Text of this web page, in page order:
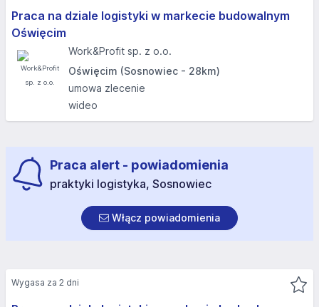
Praca na dziale logistyki w markecie budowalnym
Oświęcim
Work&Profit sp. z o.o.
Oświęcim (Sosnowiec - 28km)
umowa zlecenie
wideo
Praca alert - powiadomienia
praktyki logistyka, Sosnowiec
Włącz powiadomienia
Wygasa za 2 dni